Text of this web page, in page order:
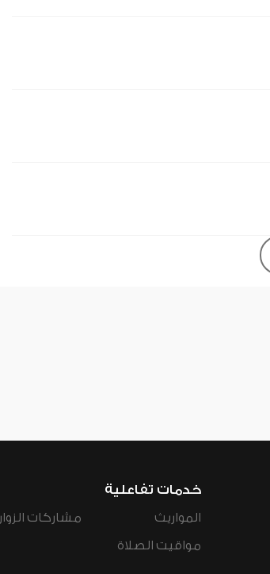
خدمات تفاعلية
المواريث
مواقيت الصلاة
مشاركات الزوار